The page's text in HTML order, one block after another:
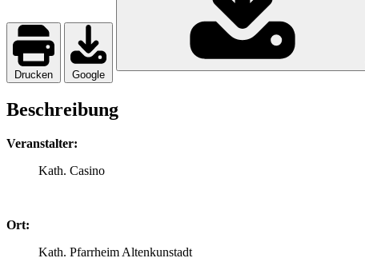
Drucken Google
Beschreibung
Veranstalter:
Kath. Casino
Ort:
Kath. Pfarrheim Altenkunstadt